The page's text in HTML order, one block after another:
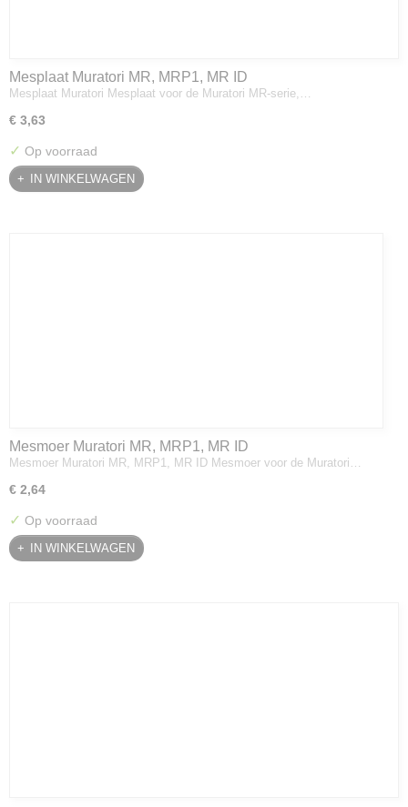
Mesplaat Muratori MR, MRP1, MR ID
Mesplaat Muratori Mesplaat voor de Muratori MR-serie,…
€ 3,63
✓ Op voorraad
IN WINKELWAGEN
Mesmoer Muratori MR, MRP1, MR ID
Mesmoer Muratori MR, MRP1, MR ID Mesmoer voor de Muratori…
€ 2,64
✓ Op voorraad
IN WINKELWAGEN